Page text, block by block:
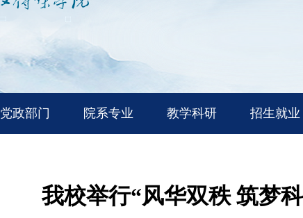
党政部门 院系专业 教学科研 招生就业
我校举行“风华双秩 筑梦